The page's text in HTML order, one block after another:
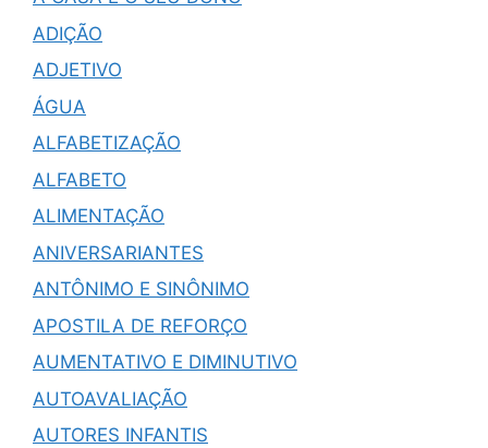
ADIÇÃO
ADJETIVO
ÁGUA
ALFABETIZAÇÃO
ALFABETO
ALIMENTAÇÃO
ANIVERSARIANTES
ANTÔNIMO E SINÔNIMO
APOSTILA DE REFORÇO
AUMENTATIVO E DIMINUTIVO
AUTOAVALIAÇÃO
AUTORES INFANTIS